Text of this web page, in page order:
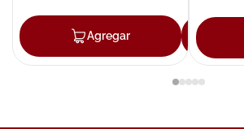
Agregar